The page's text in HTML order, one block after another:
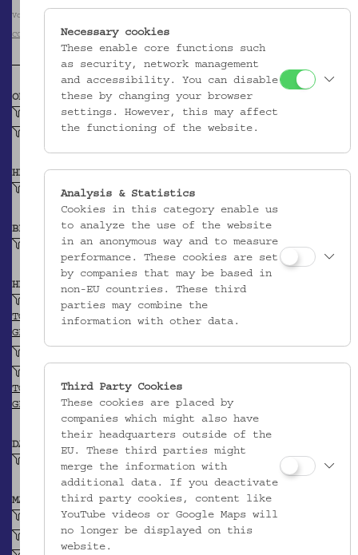
Volkskundemuseum Wien / Foto: Dorothea von Miller
CC BY-NC-SA
OBJEKTKLASSE
Honigkrug
HERSTELLER/IN
Unbekannt
BEITRAGENDE/R
Mayr, Heinrich
HERKUNFT
TGN
GEONAMES
TGN
GEONAMES
DATIERUNG
MATERIAL
Irdenware
Necessary cookies
These enable core functions such
as security, network management
and accessibility. You can disable
these by changing your browser
settings. However, this may affect
the functioning of the website.
Analysis & Statistics
Cookies in this category enable us
to analyze the use of the website
in an anonymous way and to measure
performance. These cookies are set
by companies that may be based in
non-EU countries. These third
parties may combine the
information with other data.
Third Party Cookies
These cookies are placed by
companies which might also have
their headquarters outside of the
EU. These third parties might
merge the information with
additional data. If you deactivate
third party cookies, content like
YouTube videos or Google Maps will
no longer be displayed on this
website.